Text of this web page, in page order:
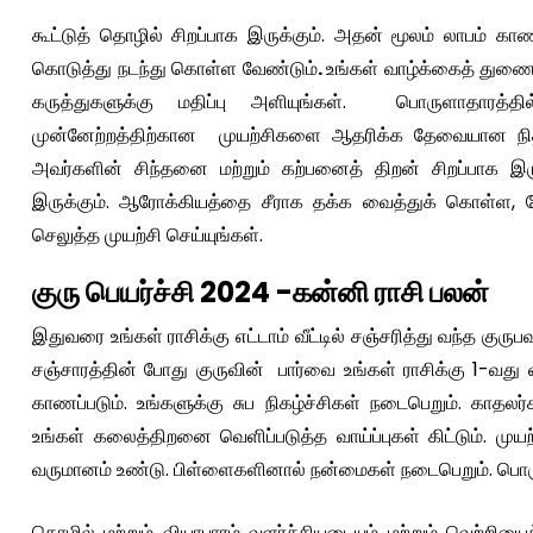
கூட்டுத் தொழில் சிறப்பாக இருக்கும். அதன் மூலம் லாபம் காண
கொடுத்து நடந்து கொள்ள வேண்டும்.உங்கள் வாழ்க்கைத்
கருத்துகளுக்கு மதிப்பு அளியுங்கள்.
முன்னேற்றத்திற்கான முயற்சிகளை ஆதரிக்க தேவையான
அவர்களின் சிந்தனை மற்றும் கற்பனைத் திறன் சிறப்பாக
இருக்கும். ஆரோக்கியத்தை சீராக தக்க வைத்துக் கொள்ள,
செலுத்த முயற்சி செய்யுங்கள்.
குரு பெயர்ச்சி 2024 -கன்னி ராசி பலன்
இதுவரை உங்கள் ராசிக்கு எட்டாம் வீட்டில் சஞ்சரித்து வந்த
சஞ்சாரத்தின் போது குருவின் பார்வை உங்கள் ராசிக்கு 1-
காணப்படும். உங்களுக்கு சுப நிகழ்ச்சிகள் நடைபெறும்.
உங்கள் கலைத்திறனை வெளிப்படுத்த வாய்ப்புகள் கிட்டும்.
வருமானம் உண்டு. பிள்ளைகளினால் நன்மைகள் நடைபெறும்.